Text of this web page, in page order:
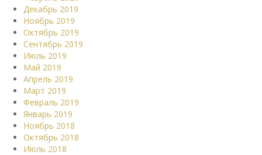
Декабрь 2019
Ноябрь 2019
Октябрь 2019
Сентябрь 2019
Июль 2019
Май 2019
Апрель 2019
Март 2019
Февраль 2019
Январь 2019
Ноябрь 2018
Октябрь 2018
Июль 2018